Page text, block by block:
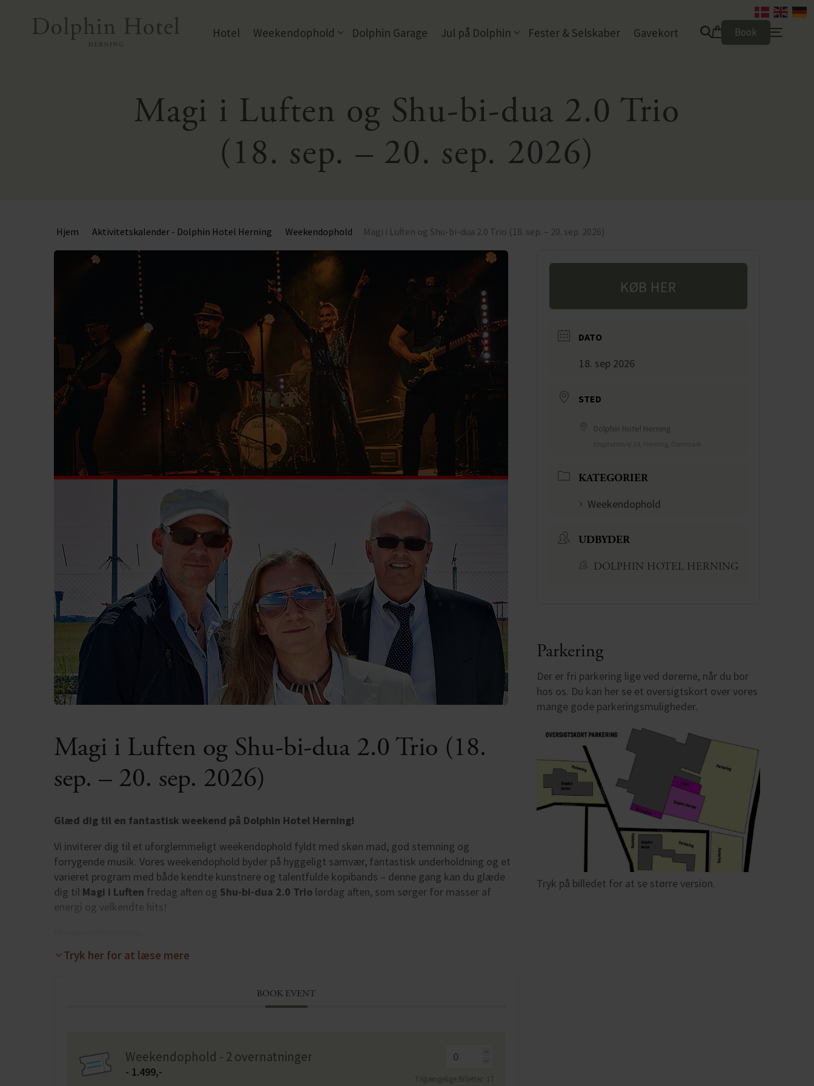
Hotel Weekendophold
Weekendophold
Dolphin Garage Jul på Dolphin
Juleophold på Dolphin
Julefrokost for firmaer
Julekoncert
Fester & Selskaber Gavekort Book
Magi i Luften og Shu-bi-dua 2.0 Trio
(18. sep. – 20. sep. 2026)
Hjem Aktivitetskalender - Dolphin Hotel Herning Weekendophold Magi i Luften og Shu-bi-dua 2.0 Trio (18. sep. – 20. sep. 2026)
Magi i Luften og Shu-bi-dua 2.0 Trio (18.
sep. – 20. sep. 2026)
Glæd dig til en fantastisk weekend på Dolphin Hotel Herning!
Vi inviterer dig til et uforglemmeligt weekendophold fyldt med skøn mad, god stemning og
forrygende musik. Vores weekendophold byder på hyggeligt samvær, fantastisk underholdning og et
varieret program med både kendte kunstnere og talentfulde kopibands – denne gang kan du glæde
dig til Magi i Luften fredag aften og Shu-bi-dua 2.0 Trio lørdag aften, som sørger for masser af
energi og velkendte hits!
Fredag:
Kl. 15:00 Check in
Kl. 08:00-10:00 Morgenmad
Kl. 18:30 Velkomstdrink og 3-retters menu
Kl. 21:00 Koncert med Shu-bi-dua 2.0 Trio
Tryk her for at læse mere
BOOK EVENT
Weekendophold - 2 overnatninger
- 1.499,-
Tilgængelige Billetter: 17
DATO
18. sep 2026
STED
Dolphin Hotel Herning
KATEGORIER
Weekendophold
UDBYDER
DOLPHIN HOTEL HERNING
KØB HER
Parkering
Der er fri parkering lige ved dørerne, når du bor
hos os. Du kan her se et oversigtskort over vores
mange gode parkeringsmuligheder.
Tryk på billedet for at se større version.